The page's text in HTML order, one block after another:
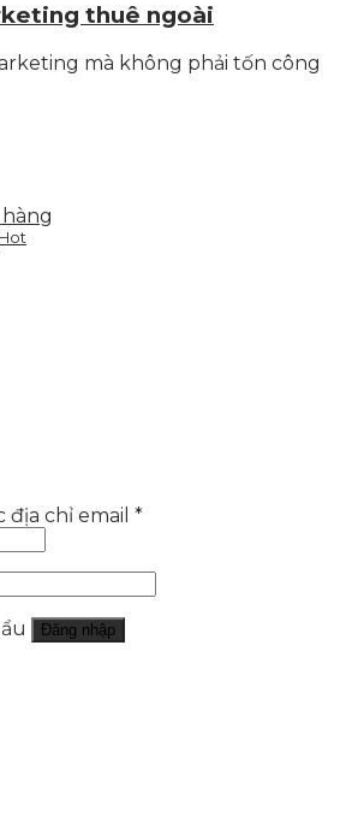
thuê ngoài
mà không phải tốn công
Hot
địa chỉ email *
Đăng nhập